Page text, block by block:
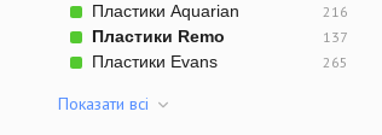
Пластики Aquarian 216
Пластики Remo 137
Пластики Evans 265
Показати всi